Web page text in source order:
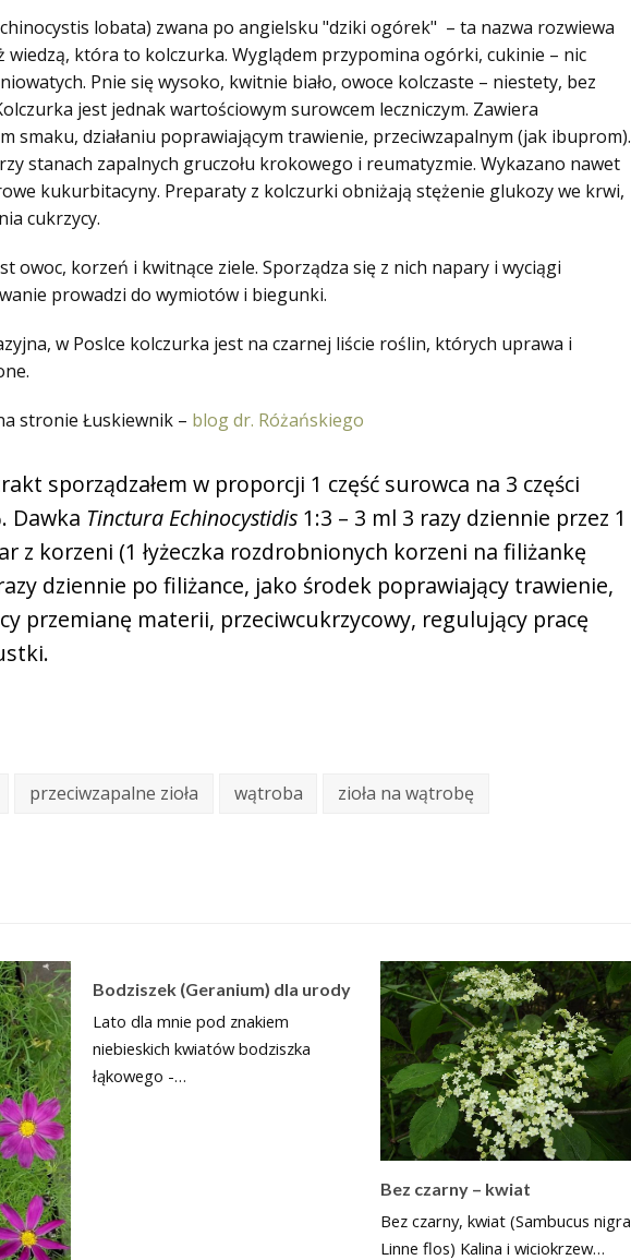
lobata) zwana po angielsku "dziki ogórek" – ta nazwa rozwiewa
wiedzą, która to kolczurka. Wyglądem przypomina ogórki, cukinie – nic
Pnie się wysoko, kwitnie biało, owoce kolczaste – niestety, bez
jest jednak wartościowym surowcem leczniczym. Zawiera
smaku, działaniu poprawiającym trawienie, przeciwzapalnym (jak ibuprom).
stanach zapalnych gruczołu krokowego i reumatyzmie. Wykazano nawet
kukurbitacyny. Preparaty z kolczurki obniżają stężenie glukozy we krwi,
cukrzycy.
owoc, korzeń i kwitnące ziele. Sporządza się z nich napary i wyciągi
prowadzi do wymiotów i biegunki.
w Poslce kolczurka jest na czarnej liście roślin, których uprawa i
stronie Łuskiewnik – blog dr. Różańskiego
sporządzałem w proporcji 1 część surowca na 3 części
Dawka Tinctura Echinocystidis 1:3 – 3 ml 3 razy dziennie przez 1
z korzeni (1 łyżeczka rozdrobnionych korzeni na filiżankę
dziennie po filiżance, jako środek poprawiający trawienie,
przemianę materii, przeciwcukrzycowy, regulujący pracę
przeciwzapalne zioła wątroba
zioła na wątrobę
Bodziszek (Geranium) dla urody
Lato dla mnie pod znakiem
niebieskich kwiatów bodziszka
łąkowego -…
Bez czarny – kwiat
Bez czarny, kwiat (Sambucus nigra
Linne flos) Kalina i wiciokrzew…